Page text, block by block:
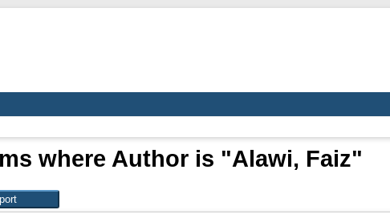
where Author is "Alawi, Faiz"